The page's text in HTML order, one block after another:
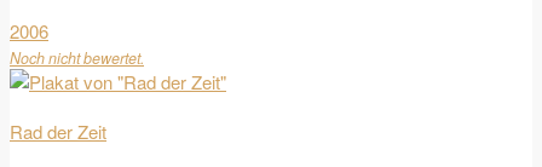
2006
Noch nicht bewertet.
Rad der Zeit